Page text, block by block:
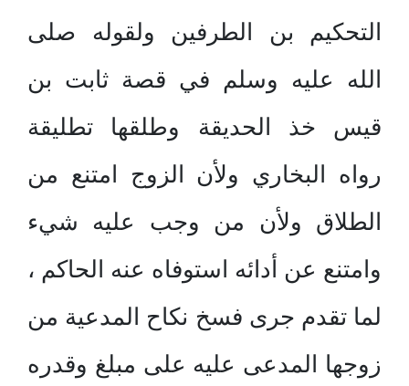
التحكيم بن الطرفين ولقوله صلى
الله عليه وسلم في قصة ثابت بن
قيس خذ الحديقة وطلقها تطليقة
رواه البخاري ولأن الزوج امتنع من
الطلاق ولأن من وجب عليه شيء
وامتنع عن أدائه استوفاه عنه الحاكم ،
لما تقدم جرى فسخ نكاح المدعية من
زوجها المدعى عليه على مبلغ وقدره